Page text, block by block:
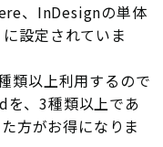
、InDesignの単体
設定されていま
類以上利用するので
、3種類以上であ
方がお得になりま